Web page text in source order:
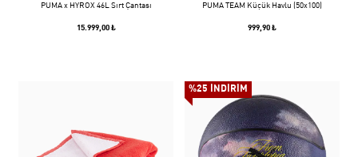
PUMA x HYROX 46L Sırt Çantası
15.999,00 ₺
PUMA TEAM Küçük Havlu (50x100)
999,90 ₺
%25 İNDİRİM